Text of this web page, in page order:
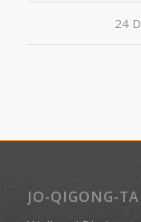
24
JO-QIGONG-